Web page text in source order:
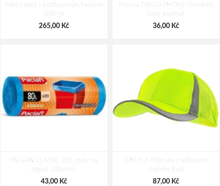
KŘÍŽ, žlutý
192,00 Kč
Hasicí sprej s bezfluorovým hasivem
500 ml
265,00 Kč
Procera DIEGO SMOKE Ochranné
brýle kouřové
36,00 Kč
PACLAN CLASSIC 80L pytle na
odpad 20ks/role
43,00 Kč
CXS ELY Kšiltovka s reflexními
doplňky žlutá
87,00 Kč